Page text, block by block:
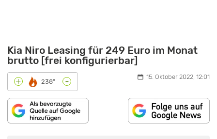
Kia Niro Leasing für 249 Euro im Monat
brutto [frei konfigurierbar]
+ 238° - 15. Oktober 2022, 12:01